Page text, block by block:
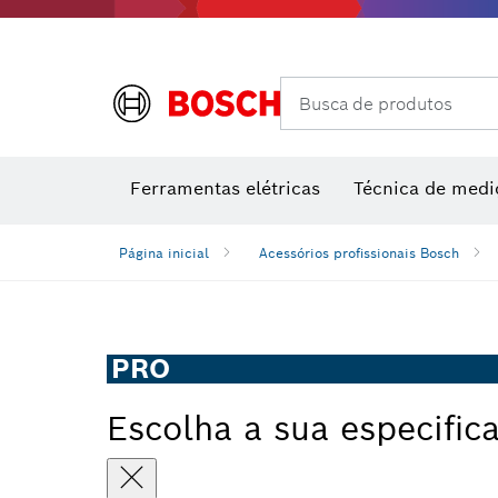
Busca de produtos
Ferramentas elétricas Técnica de
Página inicial Acessórios profissionais Bosch
PRO
Escolha a sua